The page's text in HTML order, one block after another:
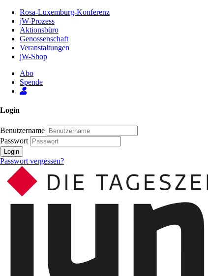
Inhalt
Seite
Rosa-Luxemburg-Konferenz
jW-Prozess
Aktionsbüro
Genossenschaft
Veranstaltungen
jW-Shop
Abo
Spende
Login
Benutzername
Passwort
Login
Passwort vergessen?